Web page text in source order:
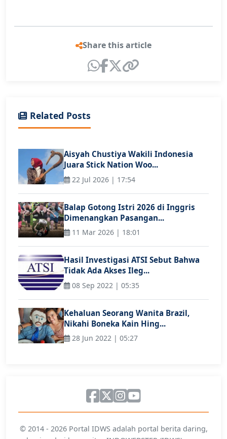
Share this article
Related Posts
Aisyah Chustiya Wakili Indonesia
Juara Stick Nation Woo...
22 Jul 2026 | 17:54
Balap Gotong Istri 2026 di Inggris
Dimenangkan Pasangan...
11 Mar 2026 | 18:01
Hasil Investigasi ATSI Sebut Bahwa
Tidak Ada Akses Ileg...
08 Sep 2022 | 05:35
Kehaluan Seorang Wanita Brazil,
Nikahi Boneka Kain Hing...
28 Jun 2022 | 05:27
© 2014 - 2026 Portal IDWS adalah portal berita daring,